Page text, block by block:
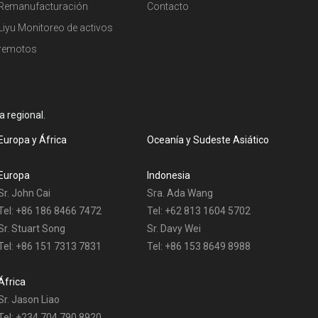
Liyu Monitoreo de activos
Contacto
regional.
Europa y África
Europa
John Cai
+86 186 8466 7472
Stuart Song
+86 151 7313 7831
Jason Liao
Oceanía y Sudeste Asiático
Indonesia
Sra. Ada Wang
Tel: +62 813 1604 5702
Sr. Davy Wei
Tel: +86 153 8649 8988